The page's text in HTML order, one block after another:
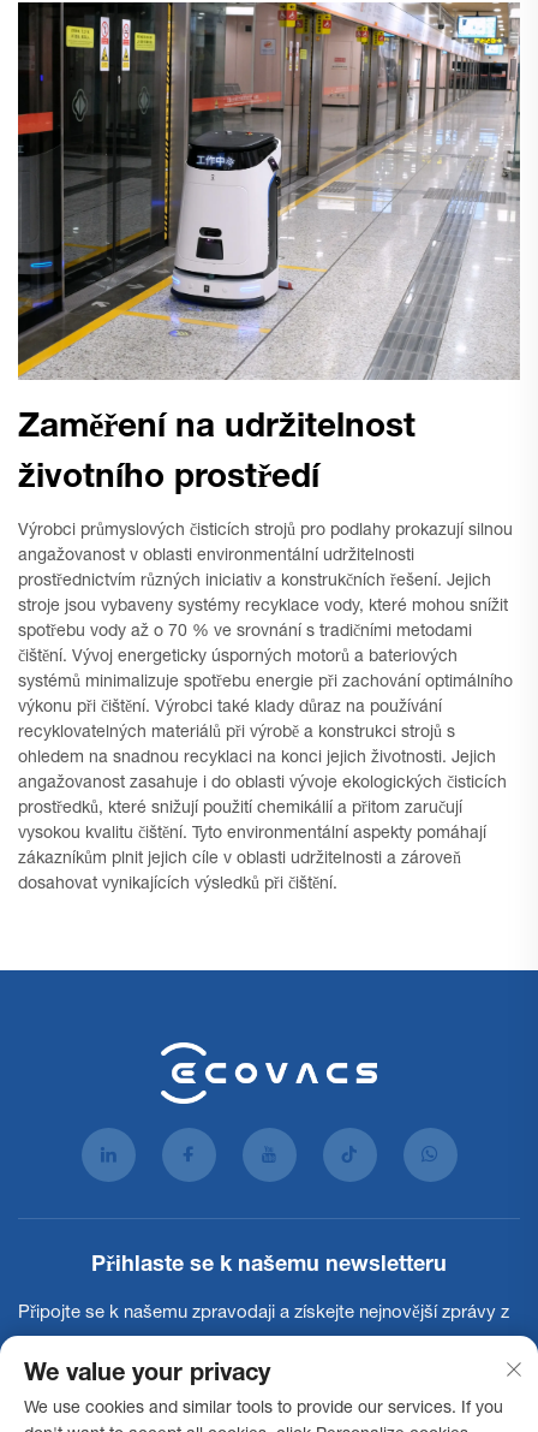
Zaměření na udržitelnost
životního prostředí
Výrobci průmyslových čisticích strojů pro podlahy prokazují silnou
angažovanost v oblasti environmentální udržitelnosti
prostřednictvím různých iniciativ a konstrukčních řešení. Jejich
stroje jsou vybaveny systémy recyklace vody, které mohou snížit
spotřebu vody až o 70 % ve srovnání s tradičními metodami
čištění. Vývoj energeticky úsporných motorů a bateriových
systémů minimalizuje spotřebu energie při zachování optimálního
výkonu při čištění. Výrobci také klady důraz na používání
recyklovatelných materiálů při výrobě a konstrukci strojů s
ohledem na snadnou recyklaci na konci jejich životnosti. Jejich
angažovanost zasahuje i do oblasti vývoje ekologických čisticích
prostředků, které snižují použití chemikálií a přitom zaručují
vysokou kvalitu čištění. Tyto environmentální aspekty pomáhají
zákazníkům plnit jejich cíle v oblasti udržitelnosti a zároveň
dosahovat vynikajících výsledků při čištění.
Přihlaste se k našemu newsletteru
Připojte se k našemu zpravodaji a získejte nejnovější zprávy z
We value your privacy
We use cookies and similar tools to provide our services. If you